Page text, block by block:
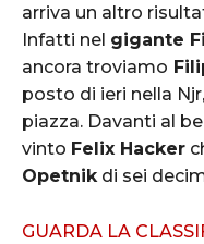
arriva un altro
Infatti nel gigante
ancora troviamo
posto di ieri nella
piazza. Davanti al
vinto Felix Hacker
Opetnikdi sei
GUARDA LA